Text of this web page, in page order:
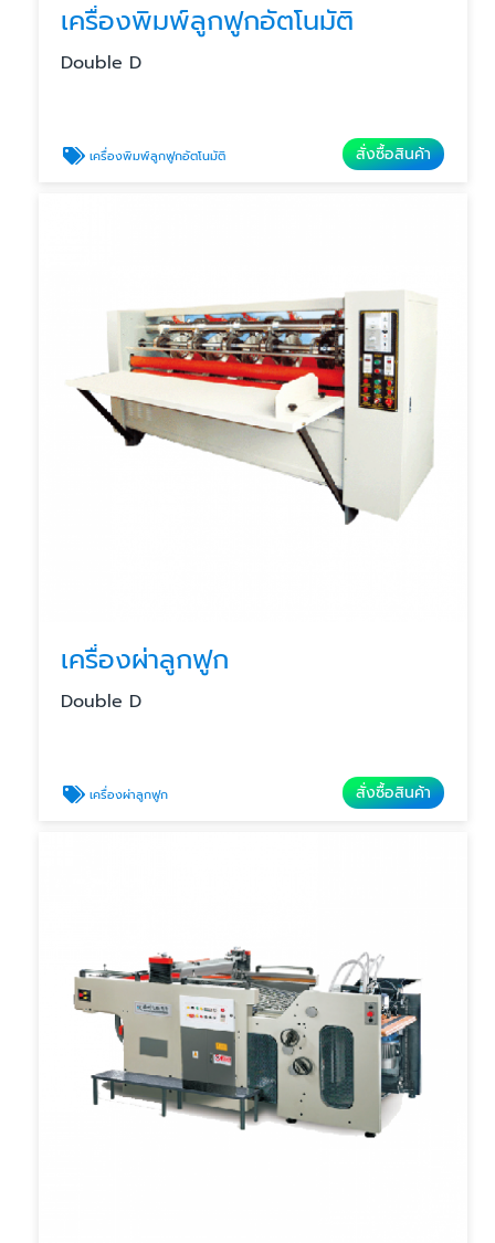
เครื่องพิมพ์ลูกฟูกอัตโนมัติ
Double D
เครื่องพิมพ์ลูกฟูกอัตโนมัติ สั่งซื้อสินค้า
เครื่องผ่าลูกฟูก
Double D
เครื่องผ่าลูกฟูก สั่งซื้อสินค้า